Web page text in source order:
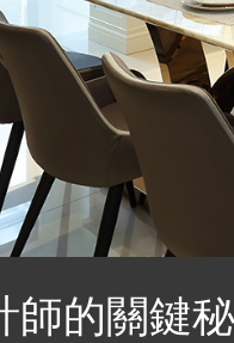
師的關鍵